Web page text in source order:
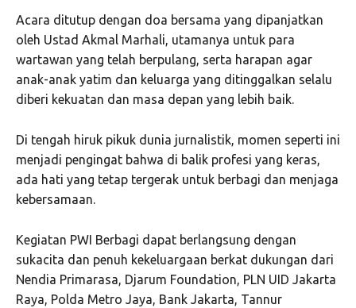
Acara ditutup dengan doa bersama yang dipanjatkan
oleh Ustad Akmal Marhali, utamanya untuk para
wartawan yang telah berpulang, serta harapan agar
anak-anak yatim dan keluarga yang ditinggalkan selalu
diberi kekuatan dan masa depan yang lebih baik.
Di tengah hiruk pikuk dunia jurnalistik, momen seperti ini
menjadi pengingat bahwa di balik profesi yang keras,
ada hati yang tetap tergerak untuk berbagi dan menjaga
kebersamaan.
Kegiatan PWI Berbagi dapat berlangsung dengan
sukacita dan penuh kekeluargaan berkat dukungan dari
Nendia Primarasa, Djarum Foundation, PLN UID Jakarta
Raya, Polda Metro Jaya, Bank Jakarta, Tannur